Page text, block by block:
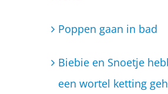
Poppen gaan in bad
Biebie en Snoetje
een wortel ketting